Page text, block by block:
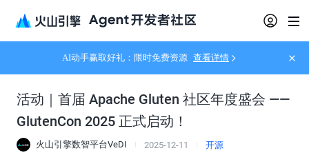
AI动手赢取好礼：限时免费资源 查看详情
活动｜首届 Apache Gluten 社区年度盛会 ——
GlutenCon 2025 正式启动！
火山引擎数智平台VeDI 2025-12-11 开源